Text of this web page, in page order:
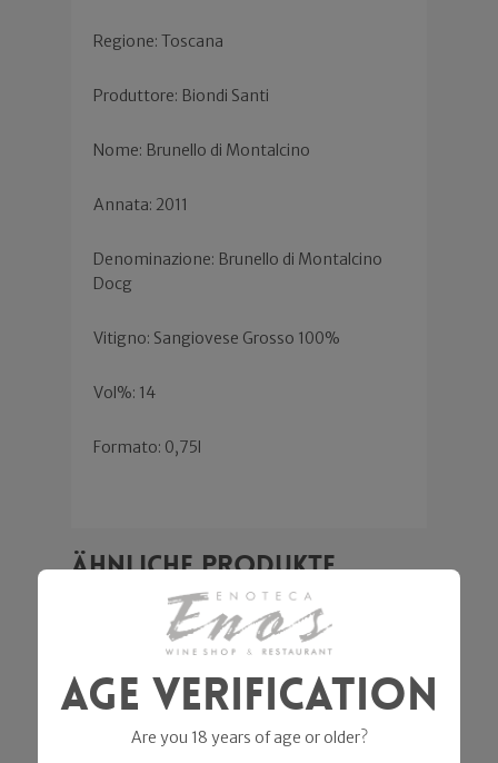
Regione: Toscana
Produttore: Biondi Santi
Nome: Brunello di Montalcino
Annata: 2011
Denominazione: Brunello di Montalcino
Docg
Vitigno: Sangiovese Grosso 100%
Vol%: 14
Formato: 0,75l
Ähnliche Produkte
Angebot! Angebot!
Age Verification
Are you 18 years of age or older?